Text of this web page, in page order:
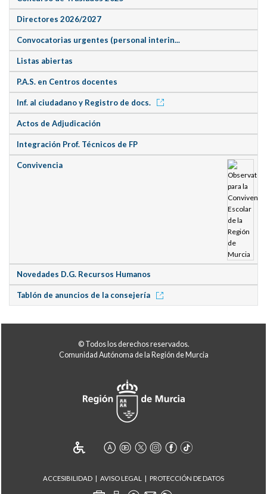
Directores 2026/2027
Convocatorias urgentes (personal interin...
Listas abiertas
P.A.S. en Centros docentes
Inf. al ciudadano y Registro de docs.
Actos de Adjudicación
Integración Prof. Técnicos de FP
Convivencia
Novedades D.G. Recursos Humanos
Tablón de anuncios de la consejería
© Todos los derechos reservados.
Comunidad Autónoma de la Región de Murcia
ACCESIBILIDAD AVISO LEGAL PROTECCIÓN DE DATOS